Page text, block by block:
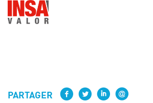
PARTAGER